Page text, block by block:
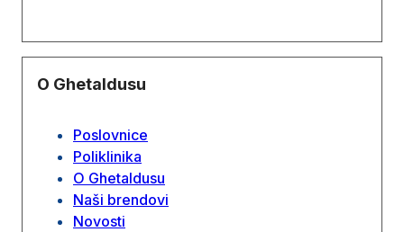
O Ghetaldusu
Poslovnice
Poliklinika
O Ghetaldusu
Naši brendovi
Novosti